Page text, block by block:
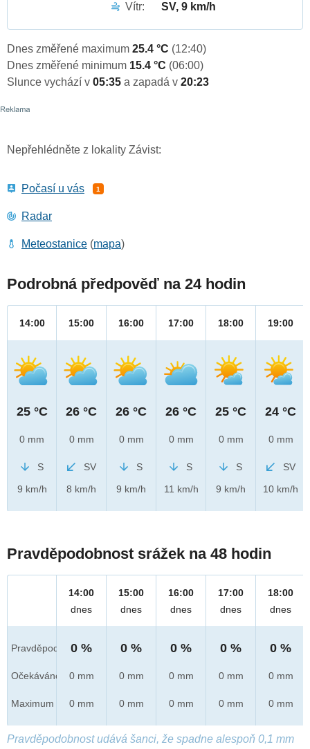
Vítr:
SV, 9 km/h
Dnes změřené maximum 25.4 °C (12:40)
Dnes změřené minimum 15.4 °C (06:00)
Slunce vychází v 05:35 a zapadá v 20:23
Nepřehlédněte z lokality Závist:
Počasí u vás 1
Radar
Meteostanice (mapa)
Podrobná předpověď na 24 hodin
14:00
25 °C
0 mm
S
9 km/h
15:00
26 °C
0 mm
SV
8 km/h
16:00
26 °C
0 mm
S
9 km/h
17:00
26 °C
0 mm
S
11 km/h
18:00
25 °C
0 mm
S
9 km/h
19:00
24 °C
0 mm
SV
10 km/h
Pravděpodobnost srážek na 48 hodin
Pravděpod.
Očekáváno
Maximum
14:00
dnes
0 %
0 mm
0 mm
15:00
dnes
0 %
0 mm
0 mm
16:00
dnes
0 %
0 mm
0 mm
17:00
dnes
0 %
0 mm
0 mm
18:00
dnes
0 %
0 mm
0 mm
Pravděpodobnost udává šanci, že spadne alespoň 0,1 mm